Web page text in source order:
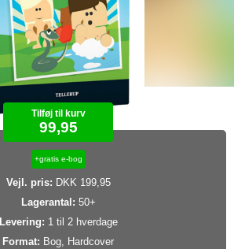
Tilføj til kurv
99,95
+gratis e-bog
Vejl. pris: DKK 199,95
Lagerantal: 50+
Levering: 1 til 2 hverdage
Format: Bog, Hardcover